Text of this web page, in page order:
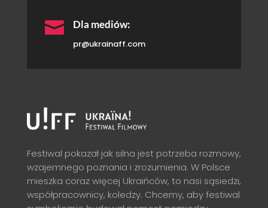
 Dla mediów:
pr@ukrainaff.com
Festiwal pokazał jak silna jest potrzeba rozmowy,
wzajemnego poznania i zrozumienia. W Polsce
mieszka coraz więcej Ukraińców, to nasi sąsiedzi,
współpracownicy, koledzy. Chcemy, aby festiwal